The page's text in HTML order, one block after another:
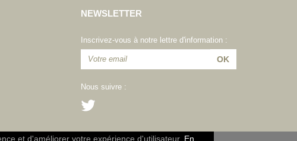
et d'améliorer votre expérience d'utilisateur. En
NEWSLETTER
Inscrivez-vous à notre lettre d'information :
Nous suivre :